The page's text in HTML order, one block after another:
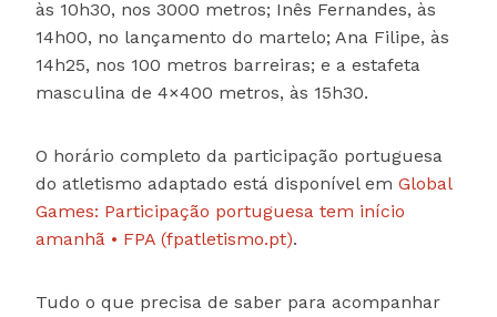
às 10h30, nos 3000 metros; Inês Fernandes, às
14h00, no lançamento do martelo; Ana Filipe, às
14h25, nos 100 metros barreiras; e a estafeta
masculina de 4×400 metros, às 15h30.
O horário completo da participação portuguesa
do atletismo adaptado está disponível em Global
Games: Participação portuguesa tem início
amanhã • FPA (fpatletismo.pt).
Tudo o que precisa de saber para acompanhar